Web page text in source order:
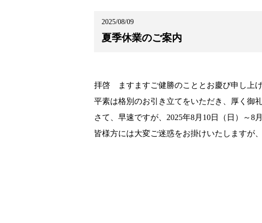
2025/08/09
夏季休業のご案内
拝啓 ますますご健勝のこととお慶び申し上げ
平素は格別のお引き立てをいただき、厚く御
さて、早速ですが、2025年8月10日（日）～8
皆様方には大変ご迷惑をお掛けいたします